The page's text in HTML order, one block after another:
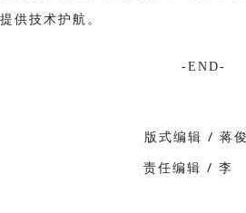
提供技术护航。
-END-
版式编辑 / 蒋
责任编辑 / 李